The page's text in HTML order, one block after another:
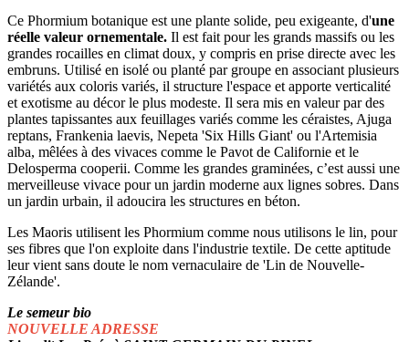
Ce Phormium botanique est une plante solide, peu exigeante, d'une
réelle valeur ornementale. Il est fait pour les grands massifs ou les
grandes rocailles en climat doux, y compris en prise directe avec les
embruns. Utilisé en isolé ou planté par groupe en associant plusieurs
variétés aux coloris variés, il structure l'espace et apporte verticalité
et exotisme au décor le plus modeste. Il sera mis en valeur par des
plantes tapissantes aux feuillages variés comme les céraistes, Ajuga
reptans, Frankenia laevis, Nepeta 'Six Hills Giant' ou l'Artemisia
alba, mêlées à des vivaces comme le Pavot de Californie et le
Delosperma cooperii. Comme les grandes graminées, c’est aussi une
merveilleuse vivace pour un jardin moderne aux lignes sobres. Dans
un jardin urbain, il adoucira les structures en béton.
Les Maoris utilisent les Phormium comme nous utilisons le lin, pour
ses fibres que l'on exploite dans l'industrie textile. De cette aptitude
leur vient sans doute le nom vernaculaire de 'Lin de Nouvelle-
Zélande'.
Le semeur bio
NOUVELLE ADRESSE